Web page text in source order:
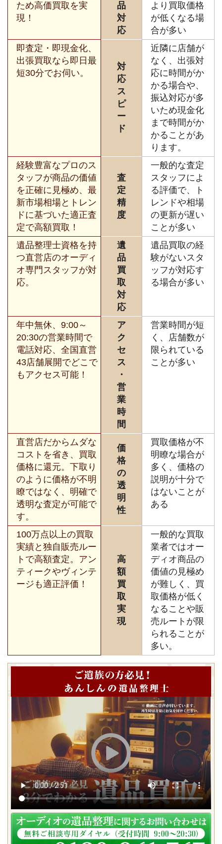
ため高価買取を実
現！
品
対
応
より買取価格
が低くなる場
合が多い
即査定・即現金化、
出張買取なら即日最
短30分でお伺い。
対
応
ス
ピ
ー
ド
近隣に店舗が
なく、出張対
応に時間がか
かる場合や、
振込対応が多
いため現金化
まで時間がか
かることがあ
ります。
経験豊富なプロのス
タッフが商品の価値
を正確に見極め、最
新市場相場とトレン
ドに基づいた適正査
定で高額買取！
査
定
精
度
一般的な査定
スタッフによ
る評価で、ト
レンドや相場
の更新が遅い
ことが多い
遺品整理士資格を持
つ直営店のオーディ
オ専門スタッフが対
応。
遺
品
買
取
対
応
遺品買取の経
験がないスタ
ッフが対応す
る場合が多い
年中無休、9:00～
20:30の営業時間で
電話対応、全国直営
43店舗展開でどこで
もアクセス可能！
ア
ク
セ
ス
・
営
業
時
間
営業時間が短
く、店舗数が
限られている
ことが多い
直営店だからムダな
コストを省き、買取
価格に還元。下取り
のように価格が不明
瞭ではなく、明確で
透明な査定が可能で
す。
価
格
の
透
明
性
買取価格が不
明瞭な場合が
多く、価格の
説明が十分で
はないことが
ある
100万点以上の買取
実績と独自販売ルー
トで高額査定。アン
ティークやヴィンテ
ージも適正評価！
高
額
買
取
実
現
一般的な買取
業者ではオー
ディオ商品の
価値の見極め
が難しく、買
取価格が低く
なることや販
売ルートが限
られることが
多い。